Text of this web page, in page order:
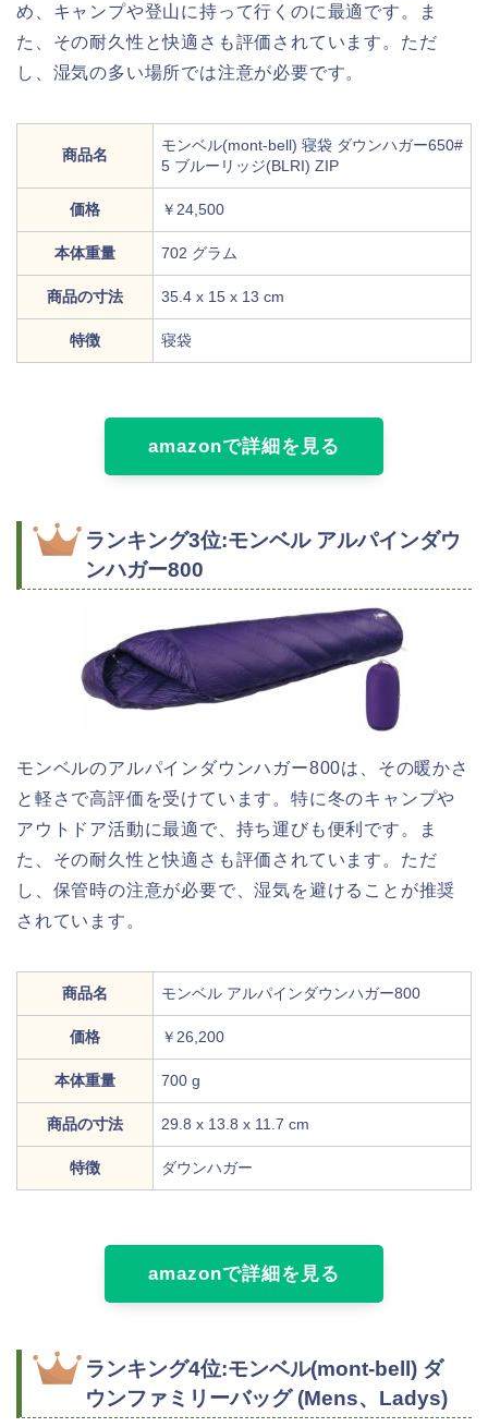
め、キャンプや登山に持って行くのに最適です。ま
た、その耐久性と快適さも評価されています。ただ
し、湿気の多い場所では注意が必要です。
商品名
モンベル(mont-bell) 寝袋 ダウンハガー650#
5 ブルーリッジ(BLRI) ZIP
価格 ￥24,500
本体重量 702 グラム
商品の寸法 ‎35.4 x 15 x 13 cm
特徴 寝袋
amazonで詳細を見る
ランキング3位:モンベル アルパインダウ
ンハガー800
モンベルのアルパインダウンハガー800は、その暖かさ
と軽さで高評価を受けています。特に冬のキャンプや
アウトドア活動に最適で、持ち運びも便利です。ま
た、その耐久性と快適さも評価されています。ただ
し、保管時の注意が必要で、湿気を避けることが推奨
されています。
商品名 モンベル アルパインダウンハガー800
価格 ￥26,200
本体重量 700 g
商品の寸法 ‎29.8 x 13.8 x 11.7 cm
特徴 ダウンハガー
amazonで詳細を見る
ランキング4位:モンベル(mont-bell) ダ
ウンファミリーバッグ (Mens、Ladys)